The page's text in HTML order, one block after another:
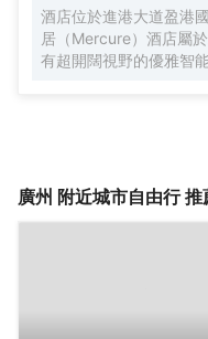
酒店位於進港大道盈港
居（Mercure）酒店屬
有超開闊視野的優雅智
格客房，簡約唯美又精
酒店客房內配有恒温恒
驗。酒店全體工作人員
廣州 附近城市自由行 推